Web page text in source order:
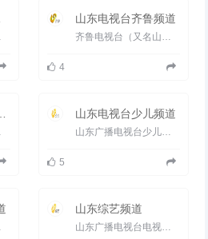
山东电视台齐鲁频道
4
山东电视台少儿频道
山东广播电视台少儿频道（频道呼号：SDTV-9）是山东广播电视台旗下的地面电视频道，于2005年9月15日正式开播。 2006...
5
山东综艺频道
山东广播电视台电视综艺频道（频道呼号：SDTV-4）是山东广播电视台旗下的电视频道之一，开播于1995年7月1日。 1999...